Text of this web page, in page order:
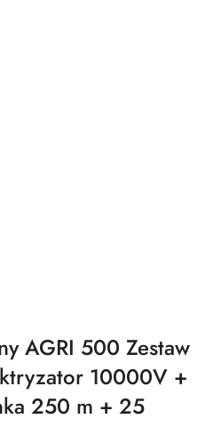
AGRI 500 Zestaw
10000V +
250 m + 25